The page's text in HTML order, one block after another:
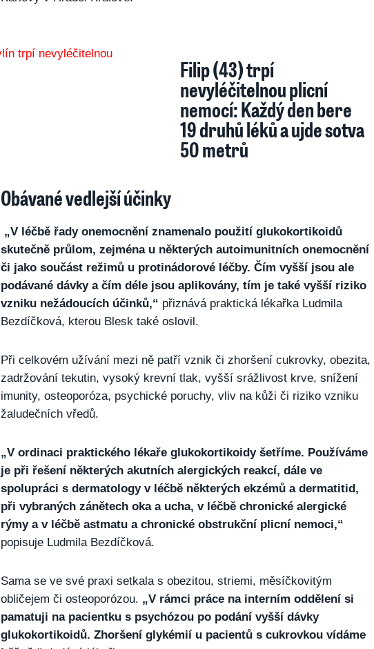
Filip (43) trpí
nevyléčitelnou plicní
nemocí: Každý den bere
19 druhů léků a ujde sotva
50 metrů
Obávané vedlejší účinky
„V léčbě řady onemocnění znamenalo použití glukokortikoidů
skutečně průlom, zejména u některých autoimunitních onemocnění
či jako součást režimů u protinádorové léčby. Čím vyšší jsou ale
podávané dávky a čím déle jsou aplikovány, tím je také vyšší riziko
vzniku nežádoucích účinků,“ přiznává praktická lékařka Ludmila
Bezdíčková, kterou Blesk také oslovil.
Při celkovém užívání mezi ně patří vznik či zhoršení cukrovky, obezita,
zadržování tekutin, vysoký krevní tlak, vyšší srážlivost krve, snížení
imunity, osteoporóza, psychické poruchy, vliv na kůži či riziko vzniku
žaludečních vředů.
„V ordinaci praktického lékaře glukokortikoidy šetříme. Používáme
je při řešení některých akutních alergických reakcí, dále ve
spolupráci s dermatology v léčbě některých ekzémů a dermatitid,
při vybraných zánětech oka a ucha, v léčbě chronické alergické
rýmy a v léčbě astmatu a chronické obstrukční plicní nemoci,“
popisuje Ludmila Bezdíčková.
Sama se ve své praxi setkala s obezitou, striemi, měsíčkovitým
obličejem či osteoporózou. „V rámci práce na interním oddělení si
pamatuji na pacientku s psychózou po podání vyšší dávky
glukokortikoidů. Zhoršení glykémií u pacientů s cukrovkou vídáme